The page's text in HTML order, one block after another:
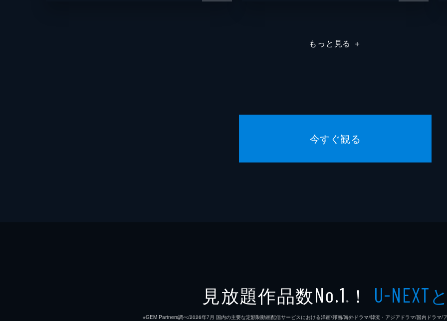
もっと見る ＋
今すぐ観る
見放題作品数No.1 ※ ！ U-NEXT
※GEM Partners調べ/2026年7⽉ 国内の主要な定額制動画配信サービスにおける洋画/邦画/海外ドラマ/韓流・アジアドラマ/国内ドラマ/